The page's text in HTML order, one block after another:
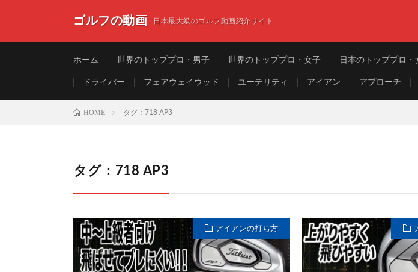
ゴルフの動画 日本最大級のゴルフ動画紹介サイト
ホーム 世界のトッププロ・男子 世界のトッププロ・女子 日本のトッププロ・
ドライバー フェアウェイウッド ユーテリティ アイアン アプローチ
HOME タグ：718 AP3
タグ：718 AP3
アイアンの打ち方